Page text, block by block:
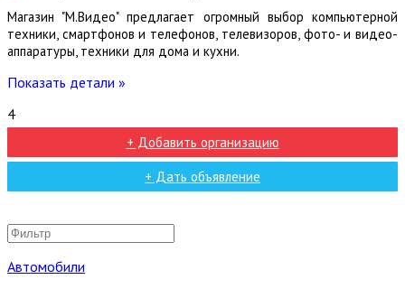
Магазин "М.Видео" предлагает огромный выбор компьютерной
техники, смартфонов и телефонов, телевизоров, фото- и видео-
аппаратуры, техники для дома и кухни.
Показать детали »
4
+ Добавить организацию
+ Дать объявление
Автомобили